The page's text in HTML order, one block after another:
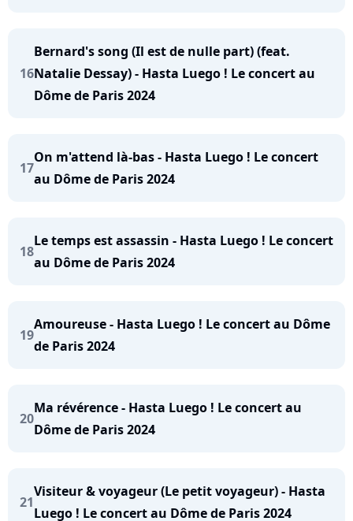
16
Bernard's song (Il est de nulle part) (feat.
Natalie Dessay) - Hasta Luego ! Le concert au
Dôme de Paris 2024
17
On m'attend là-bas - Hasta Luego ! Le concert
au Dôme de Paris 2024
18
Le temps est assassin - Hasta Luego ! Le concert
au Dôme de Paris 2024
19
Amoureuse - Hasta Luego ! Le concert au Dôme
de Paris 2024
20
Ma révérence - Hasta Luego ! Le concert au
Dôme de Paris 2024
21
Visiteur & voyageur (Le petit voyageur) - Hasta
Luego ! Le concert au Dôme de Paris 2024